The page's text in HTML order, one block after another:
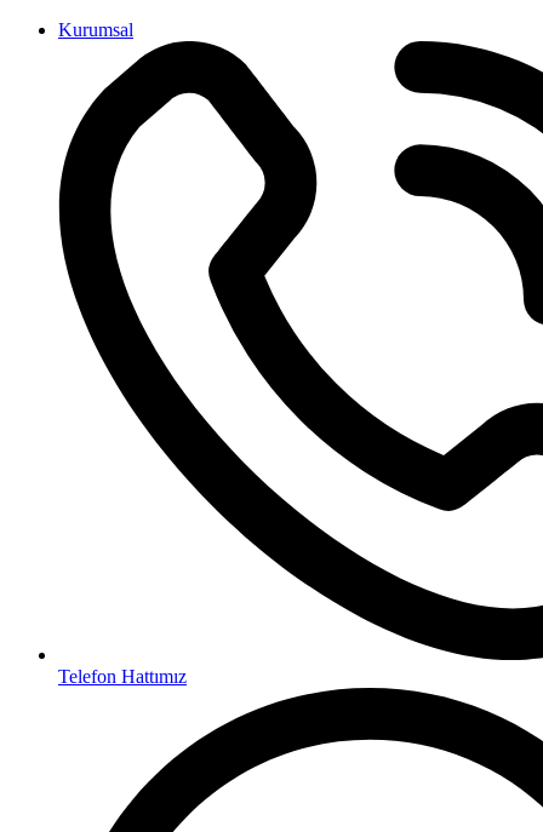
İçeriğeKurumsal
Telefon Hattımız